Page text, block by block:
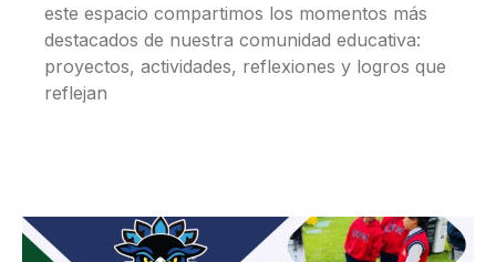
este espacio compartimos los momentos más
destacados de nuestra comunidad educativa:
proyectos, actividades, reflexiones y logros que
reflejan